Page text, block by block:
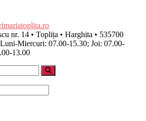
nr. 14 • Toplița • Harghita • 535700
Miercuri: 07.00-15.30; Joi: 07.00-
13.00